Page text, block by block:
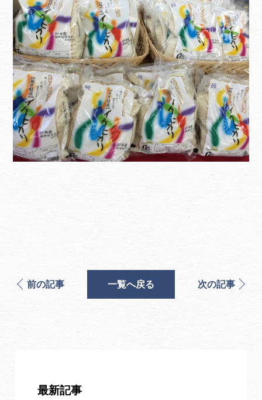
前の記事 一覧へ戻る 次の記事
最新記事